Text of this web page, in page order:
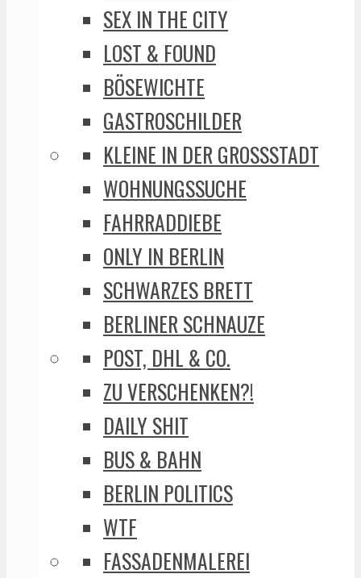
SEX IN THE CITY
LOST & FOUND
BÖSEWICHTE
GASTROSCHILDER
KLEINE IN DER GROSSSTADT
WOHNUNGSSUCHE
FAHRRADDIEBE
ONLY IN BERLIN
SCHWARZES BRETT
BERLINER SCHNAUZE
POST, DHL & CO.
ZU VERSCHENKEN?!
DAILY SHIT
BUS & BAHN
BERLIN POLITICS
WTF
FASSADENMALEREI